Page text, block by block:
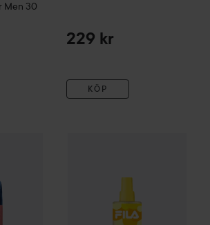
Men 30
229 kr
KÖP